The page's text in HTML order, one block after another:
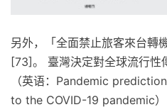
另外，「全面禁止旅客來台轉
[73]。 臺灣決定對全球流行性
（英语：Pandemic
to the COVID-19 pandemic